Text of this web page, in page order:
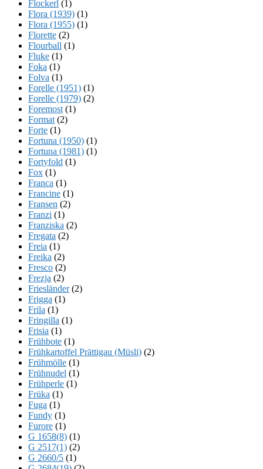
Flockerl (1)
Flora (1939) (1)
Flora (1955) (1)
Florette (2)
Flourball (1)
Fluke (1)
Foka (1)
Folva (1)
Forelle (1951) (1)
Forelle (1979) (2)
Foremost (1)
Format (2)
Forte (1)
Fortuna (1950) (1)
Fortuna (1981) (1)
Fortyfold (1)
Fox (1)
Franca (1)
Francine (1)
Fransen (2)
Franzi (1)
Franziska (2)
Fregata (2)
Freia (1)
Freika (2)
Fresco (2)
Frezja (2)
Friesländer(2)
Frigga (1)
Frila (1)
Fringilla (1)
Frisia (1)
Frühbote (1)
Frühkartoffel Prättigau (Müsli) (2)
Frühmölle (1)
Frühnudel (1)
Frühperle (1)
Früka (1)
Fuga (1)
Fundy (1)
Furore (1)
G 1658(8) (1)
G 2517(1) (2)
G 2660/5 (1)